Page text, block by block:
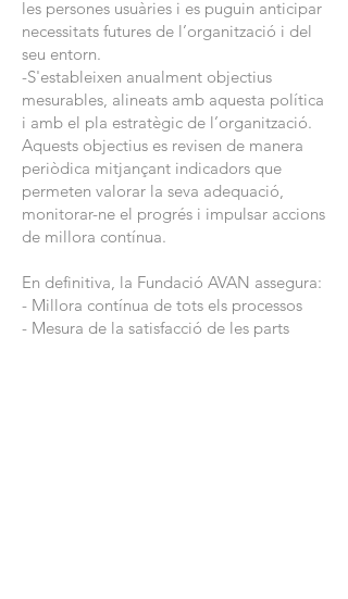
les persones usuàries i es puguin anticipar
necessitats futures de l’organització i del
seu entorn.
-S'estableixen anualment objectius
mesurables, alineats amb aquesta política
i amb el pla estratègic de l’organització.
Aquests objectius es revisen de manera
periòdica mitjançant indicadors que
permeten valorar la seva adequació,
monitorar-ne el progrés i impulsar accions
de millora contínua.
En definitiva, la Fundació AVAN assegura:
- Millora contínua de tots els processos
- Mesura de la satisfacció de les parts